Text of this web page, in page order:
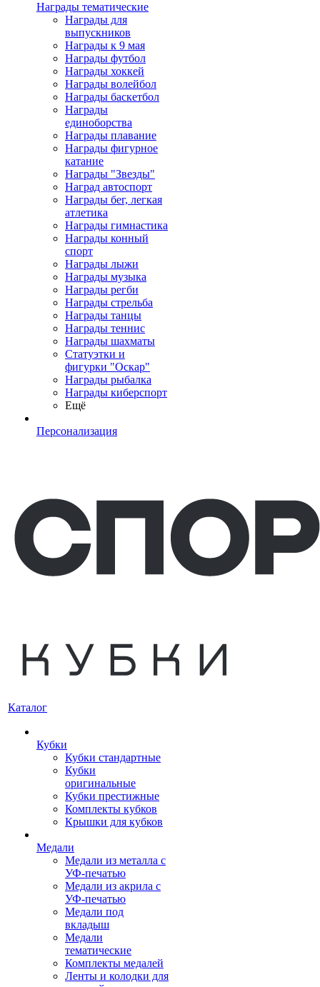
Награды тематические
Награды для
выпускников
Награды к 9 мая
Награды футбол
Награды хоккей
Награды волейбол
Награды баскетбол
Награды
единоборства
Награды плавание
Награды фигурное
катание
Награды "Звезды"
Наград автоспорт
Награды бег, легкая
атлетика
Награды гимнастика
Награды конный
спорт
Награды лыжи
Награды музыка
Награды регби
Награды стрельба
Награды танцы
Награды теннис
Награды шахматы
Статуэтки и
фигурки "Оскар"
Награды рыбалка
Награды киберспорт
Ещё
Персонализация
Каталог
Кубки
Кубки стандартные
Кубки
оригинальные
Кубки престижные
Комплекты кубков
Крышки для кубков
Медали
Медали из металла с
УФ-печатью
Медали из акрила с
УФ-печатью
Медали под
вкладыш
Медали
тематические
Комплекты медалей
Ленты и колодки для